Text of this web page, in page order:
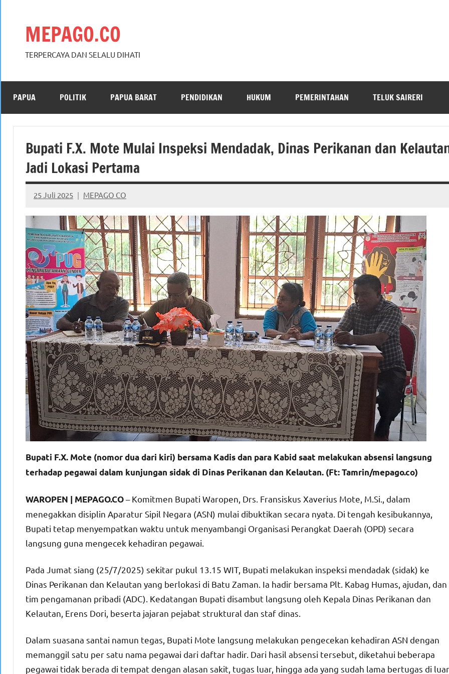
MEPAGO.CO
TERPERCAYA DAN SELALU DIHATI
PAPUA POLITIK PAPUA BARAT PENDIDIKAN HUKUM PEMERINTAHAN TELUK SAIRERI
Bupati F.X. Mote Mulai Inspeksi Mendadak, Dinas Perikanan dan
Jadi Lokasi Pertama
25 Juli 2025 MEPAGO CO
No
comments
Bupati F.X. Mote (nomor dua dari kiri) bersama Kadis dan para Kabid saat melakukan absensi langsung
terhadap pegawai dalam kunjungan sidak di Dinas Perikanan dan Kelautan. (Ft: Tamrin/mepago.co)
WAROPEN | MEPAGO.CO– Komitmen Bupati Waropen, Drs. Fransiskus Xaverius Mote, M.Si., dalam
menegakkan disiplin Aparatur Sipil Negara (ASN) mulai dibuktikan secara nyata. Di tengah kesibukannya,
Bupati tetap menyempatkan waktu untuk menyambangi Organisasi Perangkat Daerah (OPD) secara
langsung guna mengecek kehadiran pegawai.
Pada Jumat siang (25/7/2025) sekitar pukul 13.15 WIT, Bupati melakukan inspeksi mendadak (sidak) ke
Dinas Perikanan dan Kelautan yang berlokasi di Batu Zaman. Ia hadir bersama Plt. Kabag Humas, ajudan, dan
tim pengamanan pribadi (ADC). Kedatangan Bupati disambut langsung oleh Kepala Dinas Perikanan dan
Kelautan, Erens Dori, beserta jajaran pejabat struktural dan staf dinas.
Dalam suasana santai namun tegas, Bupati Mote langsung melakukan pengecekan kehadiran ASN dengan
memanggil satu per satu nama pegawai dari daftar hadir. Dari hasil absensi tersebut, diketahui beberapa
pegawai tidak berada di tempat dengan alasan sakit, tugas luar, hingga ada yang sudah lama bertugas di luar